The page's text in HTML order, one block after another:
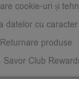
cookie-uri și
datelor cu
Returnare produse
Savor Club